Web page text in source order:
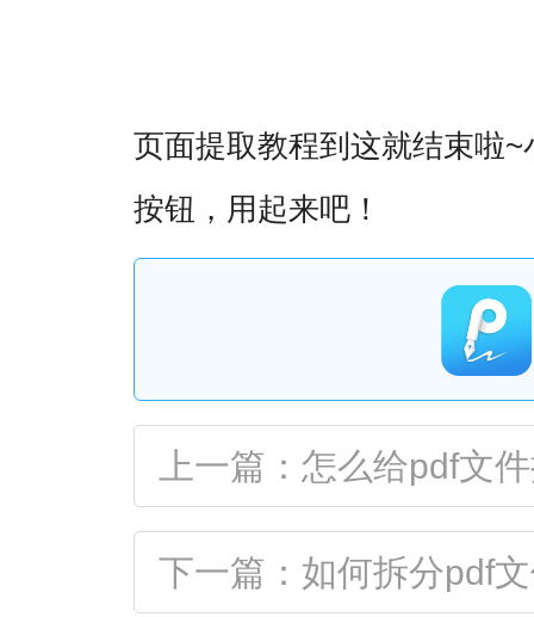
页面提取教程到这就结束啦~
按钮，用起来吧！
上一篇：怎么给pdf文
下一篇：如何拆分pdf